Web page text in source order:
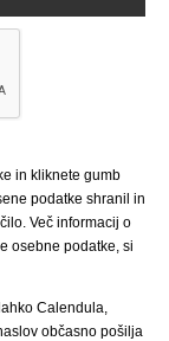
in kliknete gumb
podatke shranil in
Več informacij o
osebne podatke, si
Calendula,
občasno pošilja